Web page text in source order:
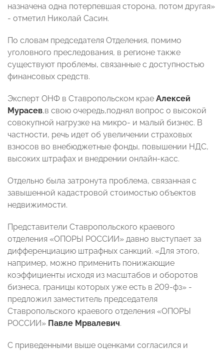
назначена одна потерпевшая сторона, потом другая»
- отметил Николай Сасин.
По словам председателя Отделения, помимо
уголовного преследования, в регионе также
существуют проблемы, связанные с доступностью
финансовых средств.
Эксперт ОНФ в Ставропольском крае Алексей
Мурасев,в свою очередь,поднял вопрос о высокой
совокупной нагрузке на микро- и малый бизнес. В
частности, речь идет об увеличении страховых
взносов во внебюджетные фонды, повышении НДС,
высоких штрафах и внедрении онлайн-касс.
Отдельно была затронута проблема, связанная с
завышенной кадастровой стоимостью объектов
недвижимости.
Представители Ставропольского краевого
отделения «ОПОРЫ РОССИИ» давно выступает за
дифференциацию штрафных санкций. «Для этого,
например, можно применить понижающие
коэффициенты исходя из масштабов и оборотов
бизнеса, границы которых уже есть в 209-фз» -
предложил заместитель председателя
Ставропольского краевого отделения «ОПОРЫ
РОССИИ» Павле Мрвалевич.
С приведенными выше оценками согласился и